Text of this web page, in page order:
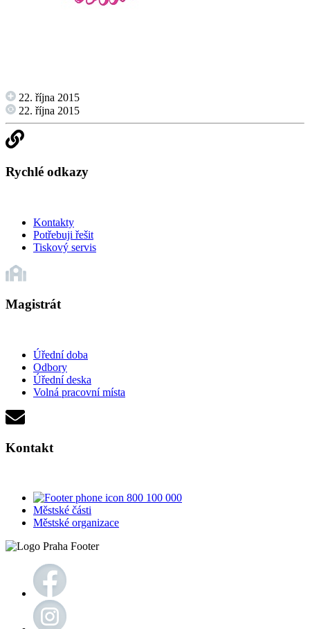
22. října 2015
22. října 2015
Rychlé odkazy
Kontakty
Potřebuji řešit
Tiskový servis
Magistrát
Úřední doba
Odbory
Úřední deska
Volná pracovní místa
Kontakt
800 100 000
Městské části
Městské organizace